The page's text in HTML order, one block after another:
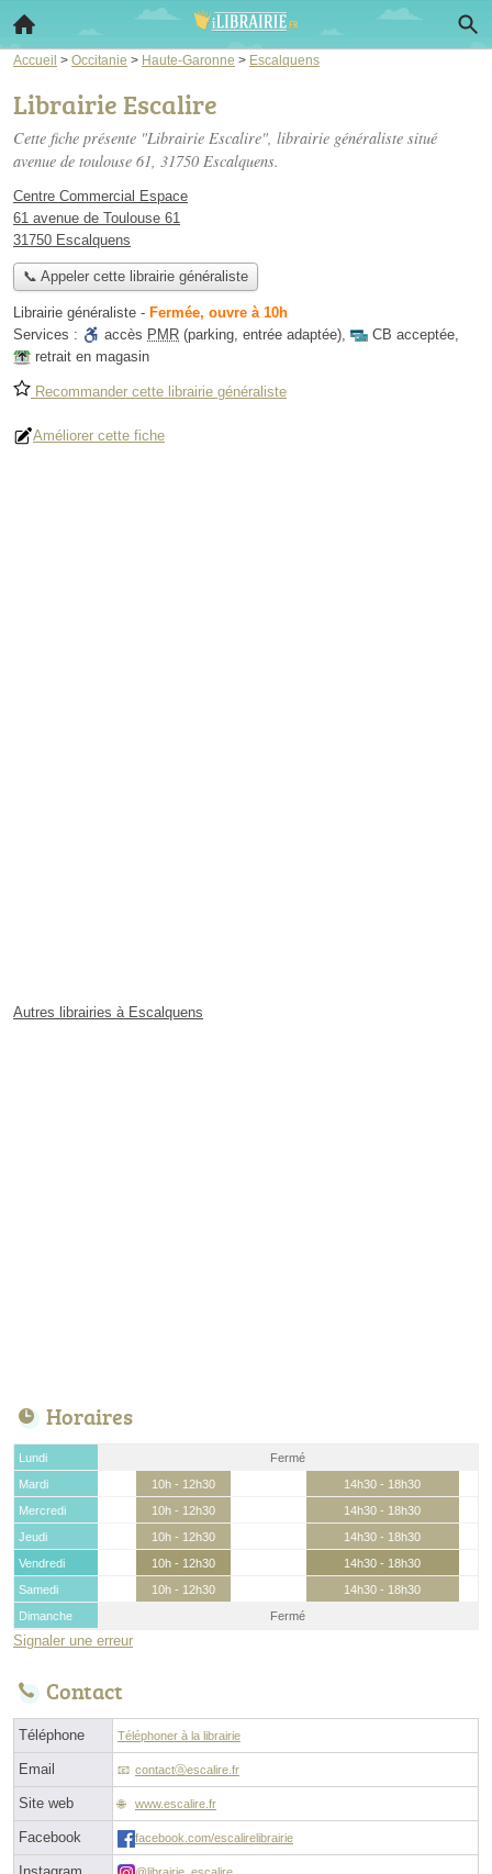
Accueil > Occitanie > Haute-Garonne > Escalquens
Librairie Escalire
Cette fiche présente "Librairie Escalire", librairie généraliste situé
avenue de toulouse 61, 31750 Escalquens.
Centre Commercial Espace
61 avenue de Toulouse 61
31750 Escalquens
📞 Appeler cette librairie généraliste
Librairie généraliste - Fermée, ouvre à 10h
Services :
accès PMR (parking, entrée adaptée), CB acceptée,
retrait en magasin
Recommander cette librairie généraliste
Améliorer cette fiche
Autres librairies à Escalquens
Horaires
Lundi
Fermé
Mardi
10h - 12h30
14h30 - 18h30
Mercredi
10h - 12h30
14h30 - 18h30
Jeudi
10h - 12h30
14h30 - 18h30
Vendredi
10h - 12h30
14h30 - 18h30
Samedi
10h - 12h30
14h30 - 18h30
Dimanche
Fermé
Signaler une erreur
Contact
Téléphone Téléphoner à la librairie
Email contactⓐescalire.fr
Site web www.escalire.fr
Facebook facebook.com/escalirelibrairie